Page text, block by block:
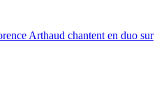
Arthaud chantent en duo sur